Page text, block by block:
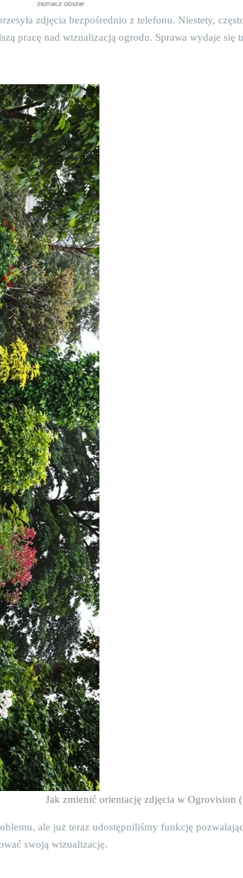
zdjęcia bezpośrednio z telefonu. Niestety,
pracę nad wizualizacją ogrodu. Sprawa wydaje
Jak zmienić orientację zdjęcia w Ogrovision
ale już teraz udostępniliśmy funkcję
swoją wizualizację.